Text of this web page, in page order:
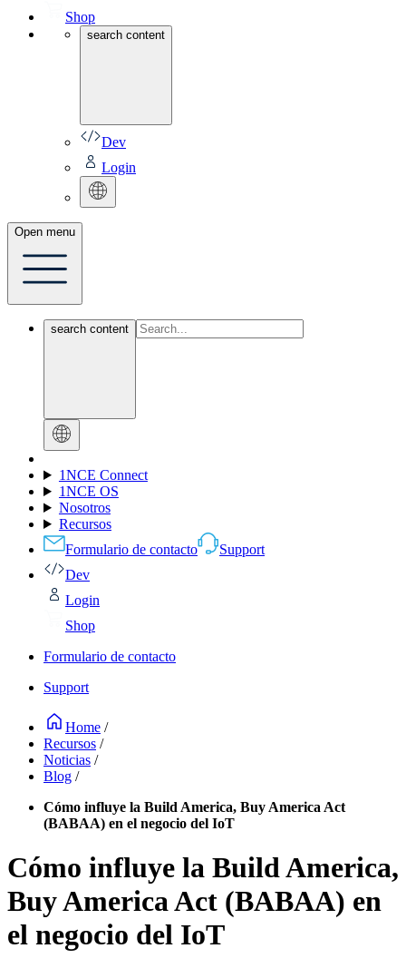
Shop
search content
Dev
Login
Open menu
search content
1NCE Connect
1NCE OS
Nosotros
Recursos
Formulario de contacto
Support
Dev
Login
Shop
Formulario de contacto
Support
Home /
Recursos /
Noticias /
Blog /
Cómo influye la Build America, Buy America Act
(BABAA) en el negocio del IoT
Cómo influye la Build America,
Buy America Act (BABAA) en
el negocio del IoT